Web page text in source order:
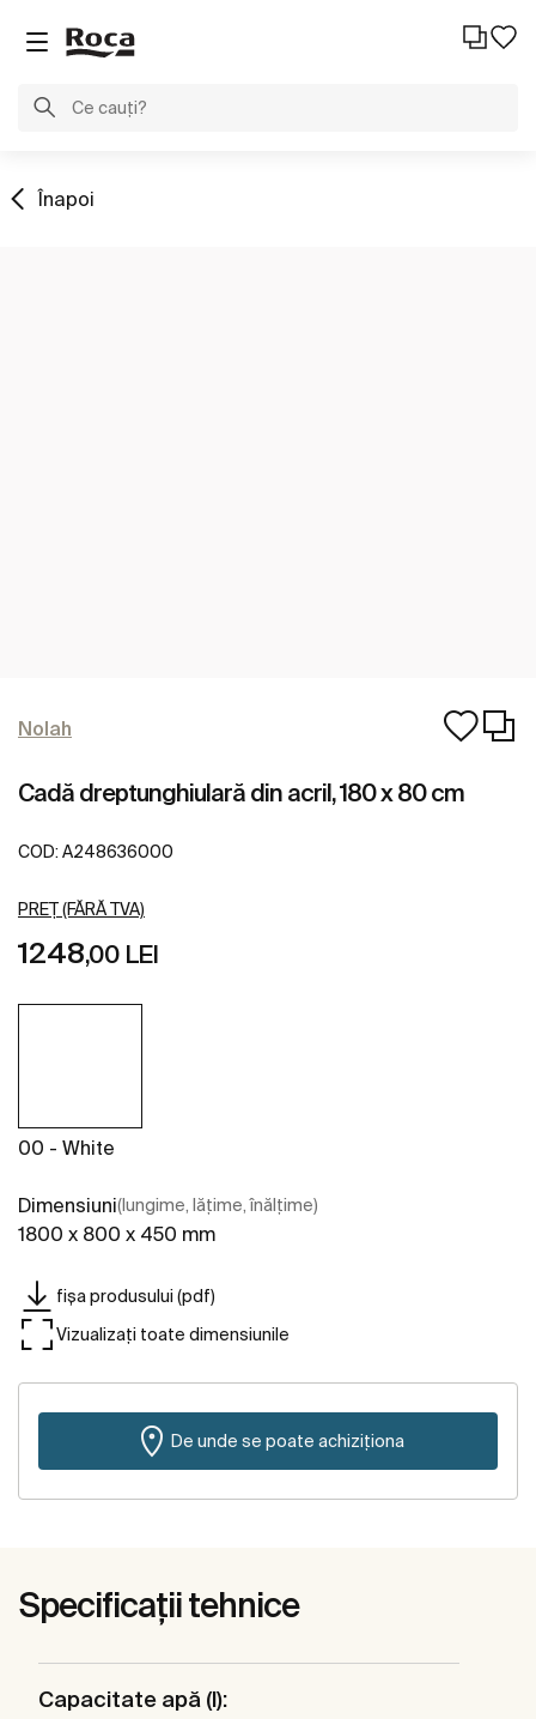
Înapoi
Nolah
Cadă dreptunghiulară din acril, 180 x 80 cm
COD: A248636000
PREȚ (FĂRĂ TVA)
1248,00 LEI
00 - White
Dimensiuni(lungime, lățime, înălțime)
1800 x 800 x 450 mm
fișa produsului (pdf)
Vizualizați toate dimensiunile
De unde se poate achiziționa
Specificații tehnice
Capacitate apă (l):